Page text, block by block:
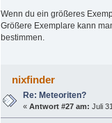
Wenn du ein größeres
Größere Exemplare kann
bestimmen.
nixfinder
Re: Meteoriten?
«Antwort #27 am: Juli